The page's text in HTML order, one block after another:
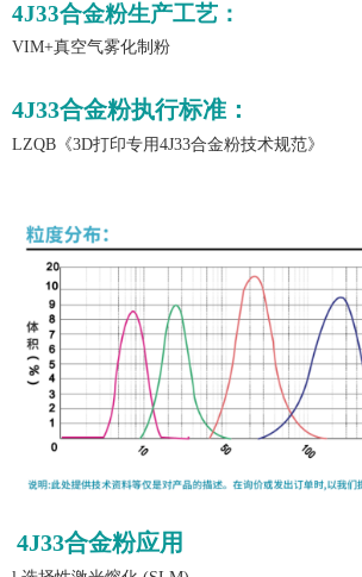
4J33合金粉生产工艺：
VIM+真空气雾化制粉
4J33合金粉执行标准：
LZQB《3D打印专用4J33合金粉技术规范》
4J33合金粉应用